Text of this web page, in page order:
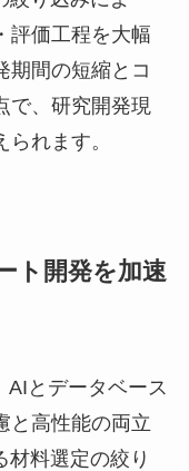
評価工程を大幅
期間の短縮とコ
で、研究開発現
れます。
ト開発を加速
とデータベース
と高性能の両立
材料選定の絞り